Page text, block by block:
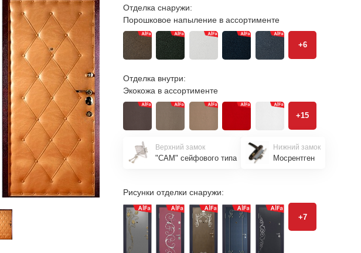
Отделка снаружи:
Порошковое напыление в ассортименте
+6
Отделка внутри:
Экокожа в ассортименте
+15
Верхний замок
"САМ" сейфового типа
Нижний замок
Мосрентген
Рисунки отделки снаружи:
+7